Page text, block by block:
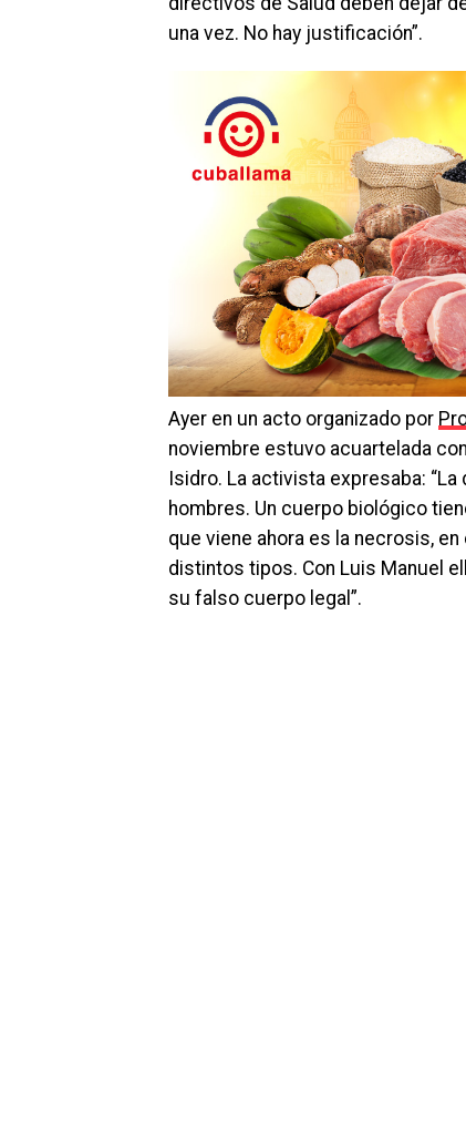
una vez. No hay justificación”.
Ayer en un acto organizado por
noviembre estuvo acuartelada
Isidro. La activista expresaba:
hombres. Un cuerpo biológico
que viene ahora es la necrosis,
distintos tipos. Con Luis Manuel
su falso cuerpo legal”.